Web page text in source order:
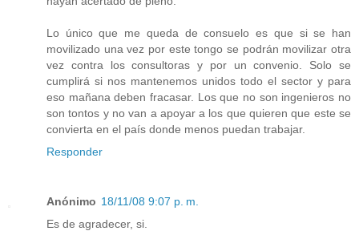
Lo único que me queda de consuelo es que si se han
movilizado una vez por este tongo se podrán movilizar otra
vez contra los consultoras y por un convenio. Solo se
cumplirá si nos mantenemos unidos todo el sector y para
eso mañana deben fracasar. Los que no son ingenieros no
son tontos y no van a apoyar a los que quieren que este se
convierta en el país donde menos puedan trabajar.
Responder
Anónimo 18/11/08 9:07 p. m.
Es de agradecer, si.